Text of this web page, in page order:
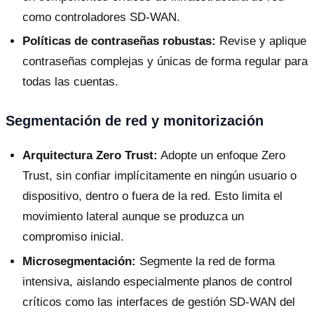
como controladores SD-WAN.
Políticas de contraseñas robustas: Revise y aplique
contraseñas complejas y únicas de forma regular para
todas las cuentas.
Segmentación de red y monitorización
Arquitectura Zero Trust: Adopte un enfoque Zero
Trust, sin confiar implícitamente en ningún usuario o
dispositivo, dentro o fuera de la red. Esto limita el
movimiento lateral aunque se produzca un
compromiso inicial.
Microsegmentación: Segmente la red de forma
intensiva, aislando especialmente planos de control
críticos como las interfaces de gestión SD-WAN del